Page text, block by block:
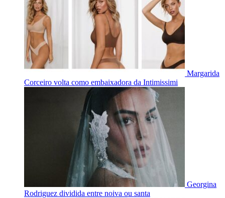
Margarida
Corceiro volta como embaixadora da Intimissimi
Georgina
Rodriguez dividida entre noiva ou santa